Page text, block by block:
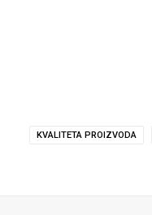
KVALITETA PROIZVODA